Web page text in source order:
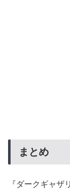
まとめ
『ダークギャ